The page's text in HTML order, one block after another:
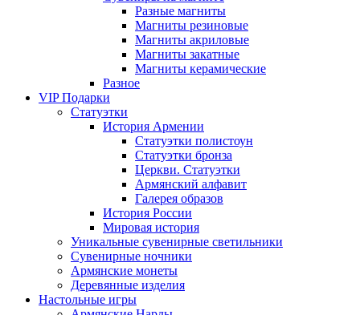
Разные магниты
Магниты резиновые
Магниты акриловые
Магниты закатные
Магниты керамические
Разное
VIP Подарки
Статуэтки
История Армении
Статуэтки полистоун
Статуэтки бронза
Церкви. Статуэтки
Армянский алфавит
Галерея образов
История России
Мировая история
Уникальные сувенирные светильники
Сувенирные ночники
Армянские монеты
Деревянные изделия
Настольные игры